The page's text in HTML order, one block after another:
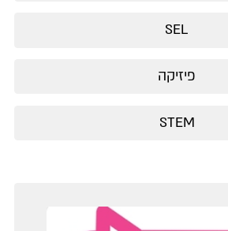
SEL
פיזיקה
STEM